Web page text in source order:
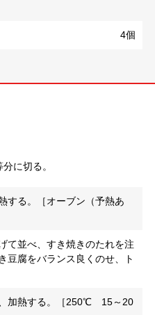
4個
に切る。
する。［オーブン（予熱あ
て並べ、すき焼きのたれを注
豆腐をバランス良くのせ、ト
加熱する。［250℃ 15～20